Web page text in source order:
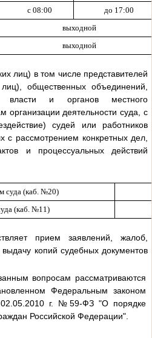
с 08:00
до 17:00
выходной
выходной
лиц) в том числе представителей
общественных объединений,
власти и органов местного
организации деятельности суда, с
судей или работников
с рассмотрением конкретных дел,
и процессуальных действий
суда (каб. №20)
(каб. №11)
прием заявлений, жалоб,
копий судебных документов
вопросам рассматриваются
Федеральным законом
02.05.2010 г. №59-ФЗ "О порядке
Российской Федерации".